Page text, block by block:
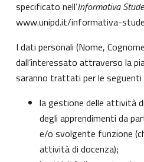
specificato nell’Informativa
www.unipd.it/informativa-
I dati personali (Nome,
dall’interessato attraverso la
saranno trattati per le
la gestione delle attività
degli apprendimenti da
e/o svolgente funzione
attività di docenza);